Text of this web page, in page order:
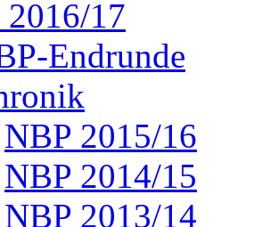
2016/17
Endrunde
NBP 2015/16
NBP 2014/15
NBP 2013/14